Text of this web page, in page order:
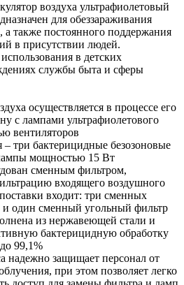
воздуха ультрафиолетовый
для обеззараживания
также постоянного поддержания
в присутствии людей.
в детских
службы быта и сферы
осуществляется в процессе его
с лампами ультрафиолетового
вентиляторов
– три бактерицидные безозоновые
мощностью 15 Вт
сменным фильтром,
входящего воздушного
входит: три сменных
один сменный угольный фильтр
из нержавеющей стали и
бактерицидную обработку
99,1%
надежно защищает персонал от
при этом позволяет легко